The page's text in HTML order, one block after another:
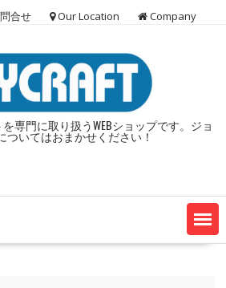
問合せ Our Location Company
専門に取り扱うWEBショップです。ジョ
ついてはおまかせください！